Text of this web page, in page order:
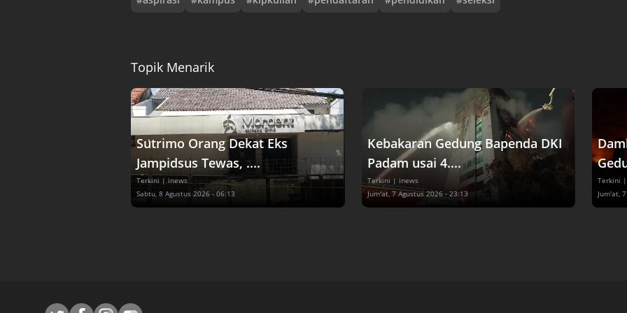
Topik Menarik
Sutrimo Orang Dekat Eks
Jampidsus Tewas, ....
Terkini | inews
Sabtu, 8 Agustus 2026 - 06:13
Kebakaran Gedung Bapenda DKI
Padam usai 4....
Terkini | inews
Jum'at, 7 Agustus 2026 - 23:13
Terkini
Jum'at,